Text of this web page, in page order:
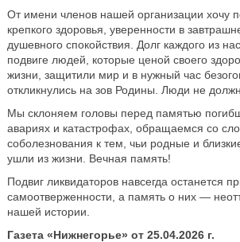
От имени членов нашей организации хочу
крепкого здоровья, уверенности в
душевного спокойствия. Долг каждого из
подвиге людей, которые ценой своего
жизни, защитили мир и в нужный час
откликнулись на зов Родины. Люди не
Мы склоняем головы перед памятью
авариях и катастрофах, обращаемся со
соболезнования к тем, чьи родные и
ушли из жизни. Вечная память!
Подвиг ликвидаторов навсегда останется
самоотверженности, а память о них —
нашей истории.
Газета «Нижнегорье» от 25.04.2026 г.